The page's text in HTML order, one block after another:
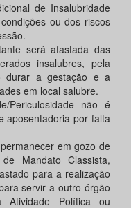
de Insalubridade
ou dos riscos
será afastada das
insalubres, pela
durar a gestação e a
em local salubre.
Periculosidade não é
aposentadoria por falta
em gozo de
Mandato Classista,
para a realização
servir a outro órgão
Atividade Política ou